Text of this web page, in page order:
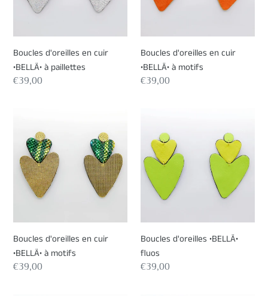
paillettes
Boucles d'oreilles en cuir
•BELLÄ• à paillettes
Prix
€39,00
motifs
Boucles d'oreilles en cuir
•BELLÄ• à motifs
Prix
€39,00
d'oreilles
cuir
•BELLÄ•
motifs
Boucles d'oreilles en cuir
•BELLÄ• à motifs
Prix
€39,00
d'oreilles
•BELLÄ•
fluos
Boucles d'oreilles •BELLÄ•
fluos
Prix
€39,00